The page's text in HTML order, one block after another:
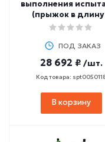
выполнения
(прыжок в длину
места)
ПОД ЗАКАЗ
28 692 ₽ /шт.
Код товара:
В корзину